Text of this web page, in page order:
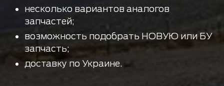
несколько вариантов аналогов
запчастей;
возможность подобрать НОВУЮ или БУ
запчасть;
доставку по Украине.